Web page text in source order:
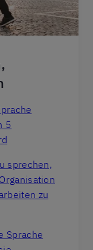
5
sprechen,
zu
Sprache